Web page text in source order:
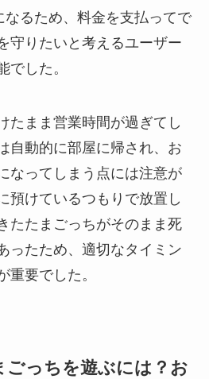
るため、料金を支払ってで
守りたいと考えるユーザー
でした。
たまま営業時間が過ぎてし
自動的に部屋に帰され、お
なってしまう点には注意が
預けているつもりで放置し
たたまごっちがそのまま死
ったため、適切なタイミン
重要でした。
ごっちを遊ぶには？お